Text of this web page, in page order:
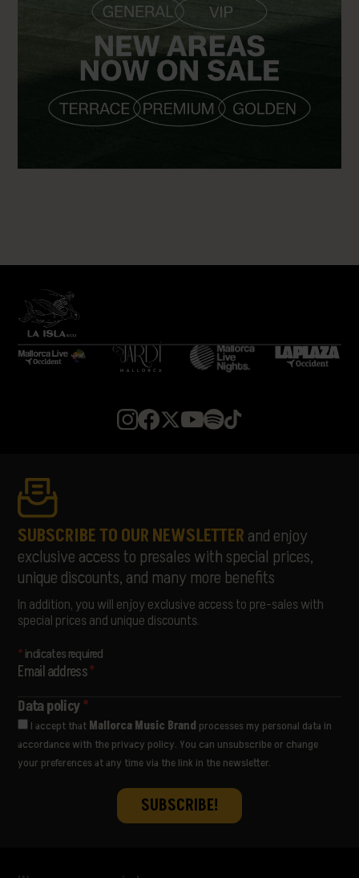
SUBSCRIBE TO OUR NEWSLETTERand enjoy
exclusive access to presales with special prices,
unique discounts, and many more benefits
In addition, you will enjoy exclusive access to pre-sales with
special prices and unique discounts.
*indicates required
Email address*
Data policy*
I accept that Mallorca Music Brand processes my personal data in
accordance with the privacy policy. You can unsubscribe or change
your preferences at any time via the link in the newsletter.